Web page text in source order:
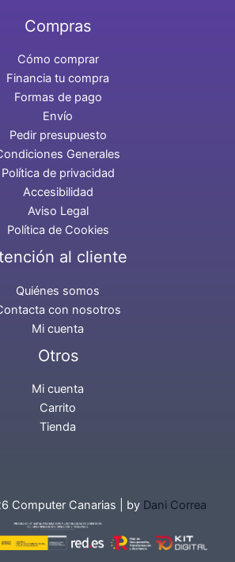
Compras
Cómo comprar
Financia tu compra
Formas de pago
Envío
Pedir presupuesto
Generales
Política de privacidad
Accesibilidad
Aviso Legal
Política de Cookies
al cliente
Quiénes somos
con nosotros
Mi cuenta
Otros
Mi cuenta
Carrito
Tienda
Computer Canarias | by Dani Correa